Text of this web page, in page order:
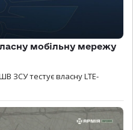
мобільну мережу
ЗСУ тестує власну LTE-